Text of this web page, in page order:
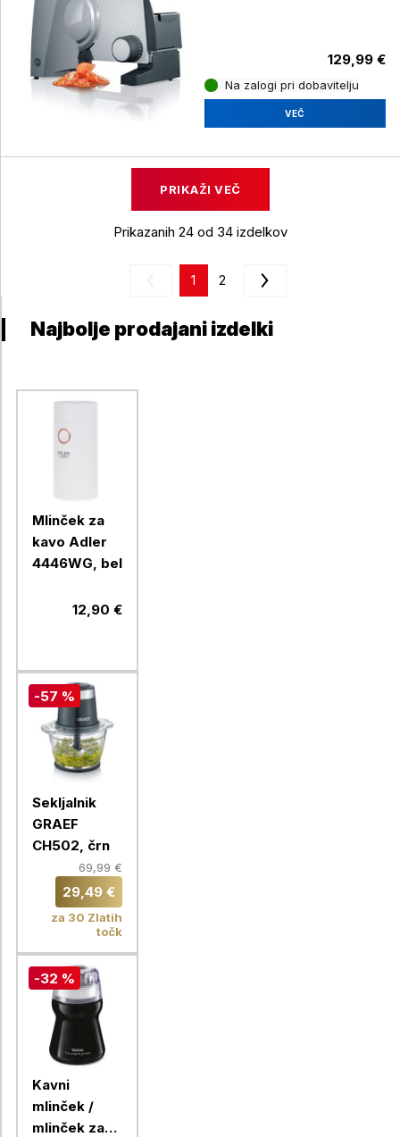
129,99 €
Na zalogi pri dobavitelju
VEČ
PRIKAŽI VEČ
Prikazanih 24 od 34 izdelkov
1 2
Najbolje prodajani izdelki
Mlinček za
kavo Adler
4446WG, bel
12,90 €
-57 %
Sekljalnik
GRAEF
CH502, črn
69,99 €
29,49 €
za 30 Zlatih
točk
-32 %
Kavni
mlinček /
mlinček za